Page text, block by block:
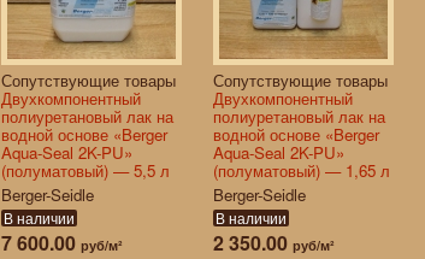
Сопутствующие товары
Двухкомпонентный
полиуретановый лак на
водной основе «Berger
Aqua-Seal 2K-PU»
(полуматовый) — 5,5 л
Berger-Seidle
В наличии
7 600.00 руб/м²
Сопутствующие товары
Двухкомпонентный
полиуретановый лак на
водной основе «Berger
Aqua-Seal 2K-PU»
(полуматовый) — 1,65 л
Berger-Seidle
В наличии
2 350.00руб/м²